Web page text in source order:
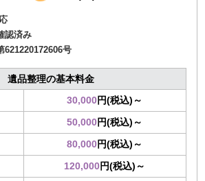
認済み
621220172606号
遺品整理の基本料金
30,000円(税込)～
50,000円(税込)～
80,000円(税込)～
120,000円(税込)～